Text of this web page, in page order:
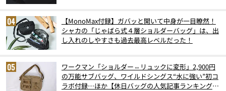
【MonoMax付録】ガバッと開いて中身が一目瞭然！
シャカの「じゃばら式４層ショルダーバッグ」は、出
し入れのしやすさも過去最高レベルだった！
ワークマン「ショルダー⇔リュックに変形」2,900円
の万能サブバッグ、ワイルドシングス“水に強い”初コ
ラボ付録…ほか【休日バッグの人気記事ランキングベ